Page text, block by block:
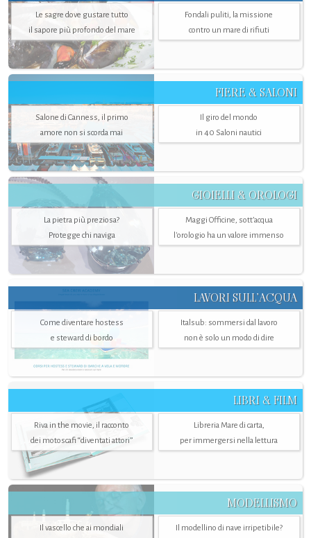
Le sagre dove gustare tutto
il sapore più profondo del mare
Fondali puliti, la missione
contro un mare di rifiuti
FIERE & SALONI
Salone di Canness, il primo
amore non si scorda mai
Il giro del mondo
in 40 Saloni nautici
GIOIELLI & OROLOGI
La pietra più preziosa?
Protegge chi naviga
Maggi Officine, sott’acqua
l'orologio ha un valore immenso
LAVORI SULL’ACQUA
Come diventare hostess
e steward di bordo
Italsub: sommersi dal lavoro
non è solo un modo di dire
LIBRI & FILM
Riva in the movie, il racconto
dei motoscafi “diventati attori”
Libreria Mare di carta,
per immergersi nella lettura
MODELLISMO
Il vascello che ai mondiali
Il modellino di nave irripetibile?